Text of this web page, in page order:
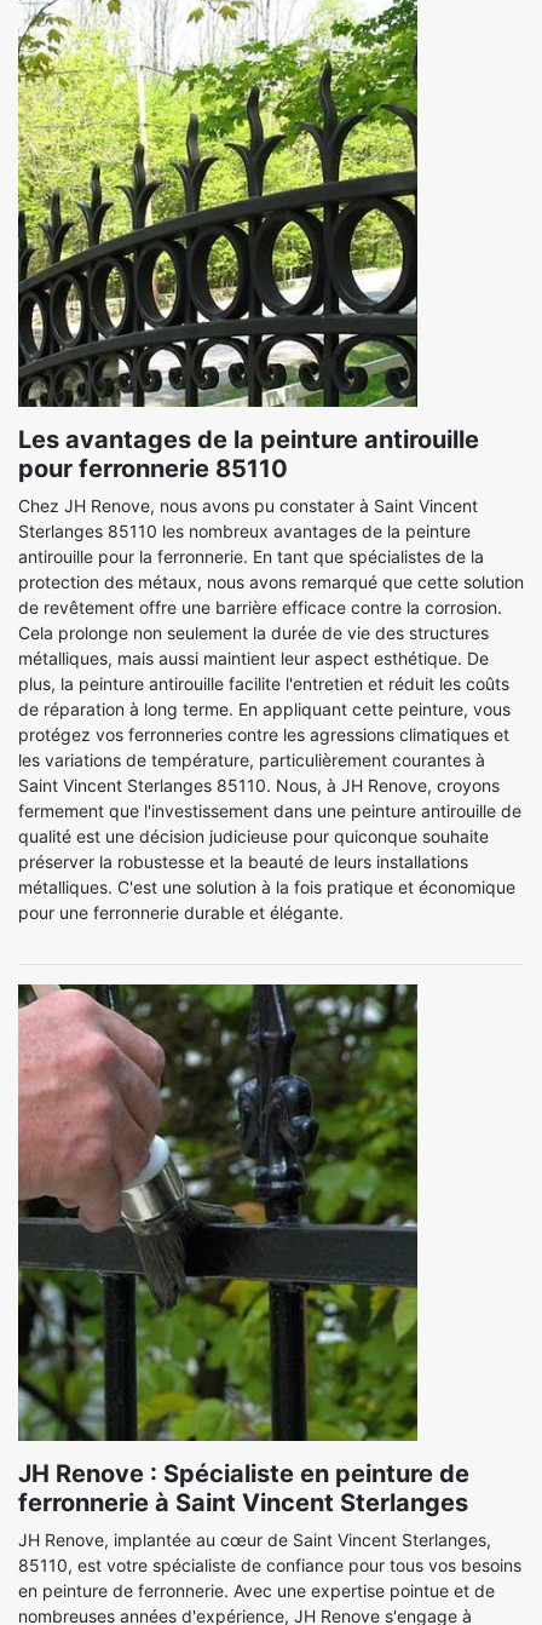
Les avantages de la peinture antirouille
pour ferronnerie 85110
Chez JH Renove, nous avons pu constater à Saint Vincent
Sterlanges 85110 les nombreux avantages de la peinture
antirouille pour la ferronnerie. En tant que spécialistes de la
protection des métaux, nous avons remarqué que cette solution
de revêtement offre une barrière efficace contre la corrosion.
Cela prolonge non seulement la durée de vie des structures
métalliques, mais aussi maintient leur aspect esthétique. De
plus, la peinture antirouille facilite l'entretien et réduit les coûts
de réparation à long terme. En appliquant cette peinture, vous
protégez vos ferronneries contre les agressions climatiques et
les variations de température, particulièrement courantes à
Saint Vincent Sterlanges 85110. Nous, à JH Renove, croyons
fermement que l'investissement dans une peinture antirouille de
qualité est une décision judicieuse pour quiconque souhaite
préserver la robustesse et la beauté de leurs installations
métalliques. C'est une solution à la fois pratique et économique
pour une ferronnerie durable et élégante.
JH Renove : Spécialiste en peinture de
ferronnerie à Saint Vincent Sterlanges
JH Renove, implantée au cœur de Saint Vincent Sterlanges,
85110, est votre spécialiste de confiance pour tous vos besoins
en peinture de ferronnerie. Avec une expertise pointue et de
nombreuses années d'expérience, JH Renove s'engage à